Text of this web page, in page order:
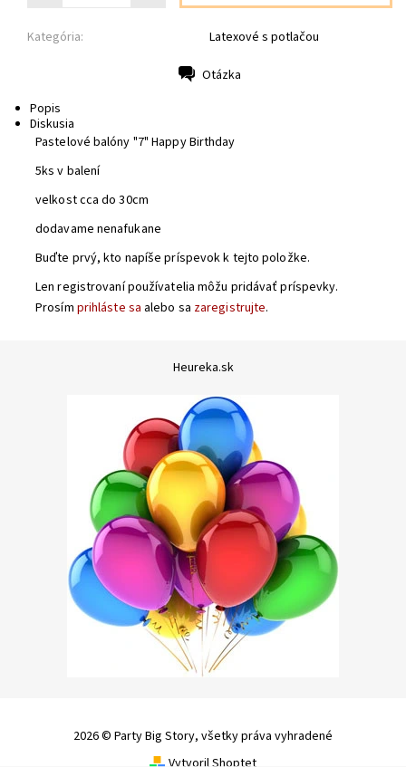
Kategória: Latexové s potlačou
Otázka
Popis
Diskusia
Pastelové balóny "7" Happy Birthday
5ks v balení
velkost cca do 30cm
dodavame nenafukane
Buďte prvý, kto napíše príspevok k tejto položke.
Len registrovaní používatelia môžu pridávať príspevky.
Prosím prihláste sa alebo sa zaregistrujte.
Heureka.sk
2026 © Party Big Story, všetky práva vyhradené
Vytvoril Shoptet